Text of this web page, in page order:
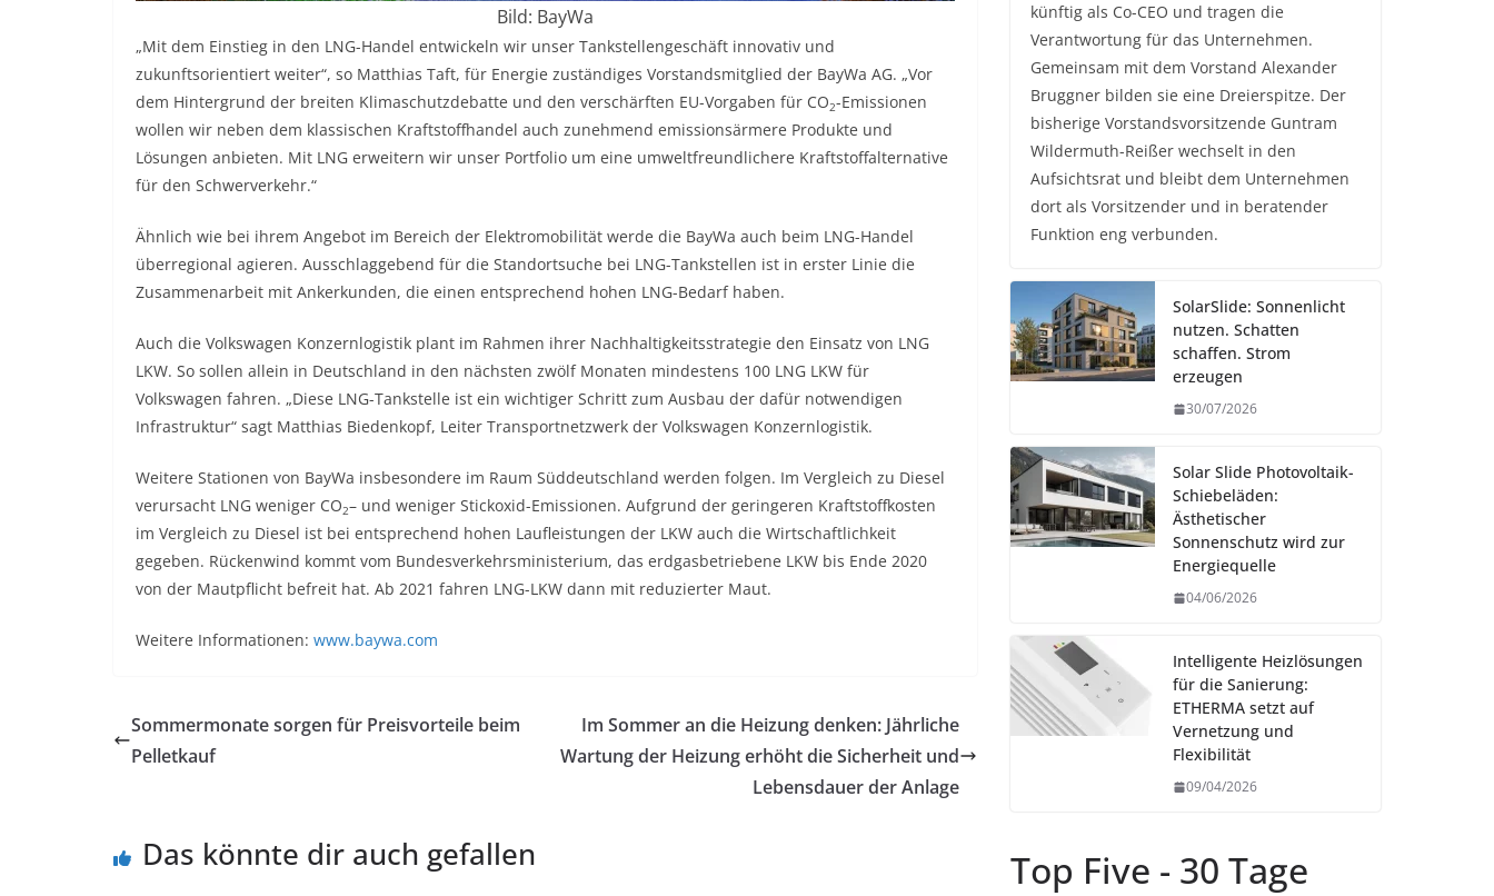
Bild: BayWa
„Mit dem Einstieg in den LNG-Handel entwickeln wir unser Tankstellengeschäft innovativ und
zukunftsorientiert weiter“, so Matthias Taft, für Energie zuständiges Vorstandsmitglied der BayWa AG. „Vor
dem Hintergrund der breiten Klimaschutzdebatte und den verschärften EU-Vorgaben für CO2-Emissionen
wollen wir neben dem klassischen Kraftstoffhandel auch zunehmend emissionsärmere Produkte und
Lösungen anbieten. Mit LNG erweitern wir unser Portfolio um eine umweltfreundlichere Kraftstoffalternative
für den Schwerverkehr.“
Ähnlich wie bei ihrem Angebot im Bereich der Elektromobilität werde die BayWa auch beim LNG-Handel
überregional agieren. Ausschlaggebend für die Standortsuche bei LNG-Tankstellen ist in erster Linie die
Zusammenarbeit mit Ankerkunden, die einen entsprechend hohen LNG-Bedarf haben.
Auch die Volkswagen Konzernlogistik plant im Rahmen ihrer Nachhaltigkeitsstrategie den Einsatz von LNG
LKW. So sollen allein in Deutschland in den nächsten zwölf Monaten mindestens 100 LNG LKW für
Volkswagen fahren. „Diese LNG-Tankstelle ist ein wichtiger Schritt zum Ausbau der dafür notwendigen
Infrastruktur“ sagt Matthias Biedenkopf, Leiter Transportnetzwerk der Volkswagen Konzernlogistik.
Weitere Stationen von BayWa insbesondere im Raum Süddeutschland werden folgen. Im Vergleich zu Diesel
verursacht LNG weniger CO2– und weniger Stickoxid-Emissionen. Aufgrund der geringeren Kraftstoffkosten
im Vergleich zu Diesel ist bei entsprechend hohen Laufleistungen der LKW auch die Wirtschaftlichkeit
gegeben. Rückenwind kommt vom Bundesverkehrsministerium, das erdgasbetriebene LKW bis Ende 2020
von der Mautpflicht befreit hat. Ab 2021 fahren LNG-LKW dann mit reduzierter Maut.
Weitere Informationen: www.baywa.com
Sommermonate sorgen für Preisvorteile beim
Pelletkauf
Im Sommer an die Heizung denken: Jährliche
Wartung der Heizung erhöht die Sicherheit und
Lebensdauer der Anlage
Das könnte dir auch gefallen
künftig als Co-CEO und tragen die
Verantwortung für das Unternehmen.
Gemeinsam mit dem Vorstand Alexander
Bruggner bilden sie eine Dreierspitze. Der
bisherige Vorstandsvorsitzende Guntram
Wildermuth-Reißer wechselt in den
Aufsichtsrat und bleibt dem Unternehmen
dort als Vorsitzender und in beratender
Funktion eng verbunden.
SolarSlide: Sonnenlicht
nutzen. Schatten
schaffen. Strom
erzeugen
30/07/2026
Solar Slide Photovoltaik-
Schiebeläden:
Ästhetischer
Sonnenschutz wird zur
Energiequelle
04/06/2026
Intelligente Heizlösungen
für die Sanierung:
ETHERMA setzt auf
Vernetzung und
Flexibilität
09/04/2026
Top Five - 30 Tage